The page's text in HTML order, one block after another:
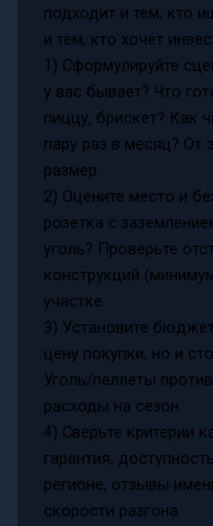
подходит и тем, кто
и тем, кто хочет
1) Сформулируйте
у вас бывает? Что
пиццу, брискет? Как
пару раз в месяц? От
размер.
2) Оцените место и
розетка с
уголь? Проверьте
конструкций
участке.
3) Установите
цену покупки, но и
Уголь/пеллеты
расходы на сезон.
4) Сверьте критерии
гарантия,
регионе, отзывы
скорости разгона.